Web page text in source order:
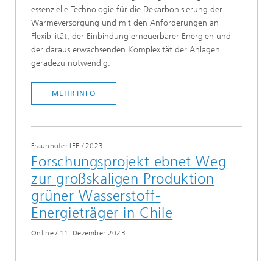
essenzielle Technologie für die Dekarbonisierung der
Wärmeversorgung und mit den Anforderungen an
Flexibilität, der Einbindung erneuerbarer Energien und
der daraus erwachsenden Komplexität der Anlagen
geradezu notwendig.
MEHR INFO
Fraunhofer IEE /2023
Forschungsprojekt ebnet Weg
zur großskaligen Produktion
grüner Wasserstoff-
Energieträger in Chile
Online/ 11. Dezember 2023